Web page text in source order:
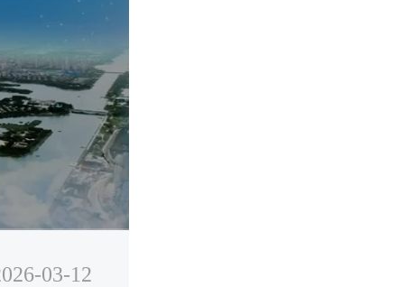
03-12